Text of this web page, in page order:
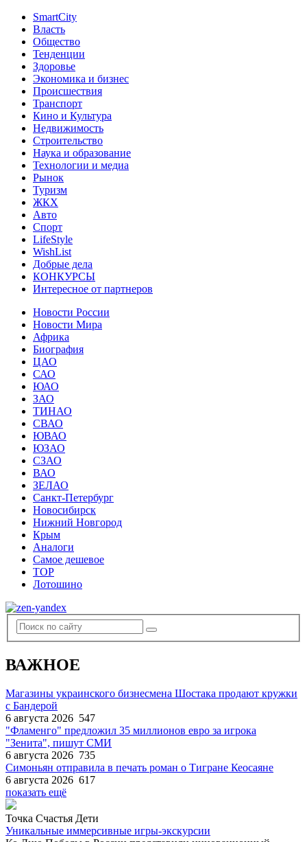
SmartCity
Власть
Общество
Тенденции
Здоровье
Экономика и бизнес
Происшествия
Транспорт
Кино и Культура
Недвижимость
Строительство
Наука и образование
Технологии и медиа
Рынок
Туризм
ЖКХ
Авто
Спорт
LifeStyle
WishList
Добрые дела
КОНКУРСЫ
Интересное от партнеров
Новости России
Новости Мира
Африка
Биография
ЦАО
САО
ЮАО
ЗАО
ТИНАО
СВАО
ЮВАО
ЮЗАО
СЗАО
ВАО
ЗЕЛАО
Санкт-Петербург
Новосибирск
Нижний Новгород
Крым
Аналоги
Самое дешевое
TOP
Лотошино
ВАЖНОЕ
Магазины украинского бизнесмена Шостака продают кружки
с Бандерой
6 августа 2026 547
"Фламенго" предложил 35 миллионов евро за игрока
"Зенита", пишут СМИ
6 августа 2026 735
Симоньян отправила в печать роман о Тигране Кеосаяне
6 августа 2026 617
показать ещё
Точка Счастья Дети
Уникальные иммерсивные игры-экскурсии